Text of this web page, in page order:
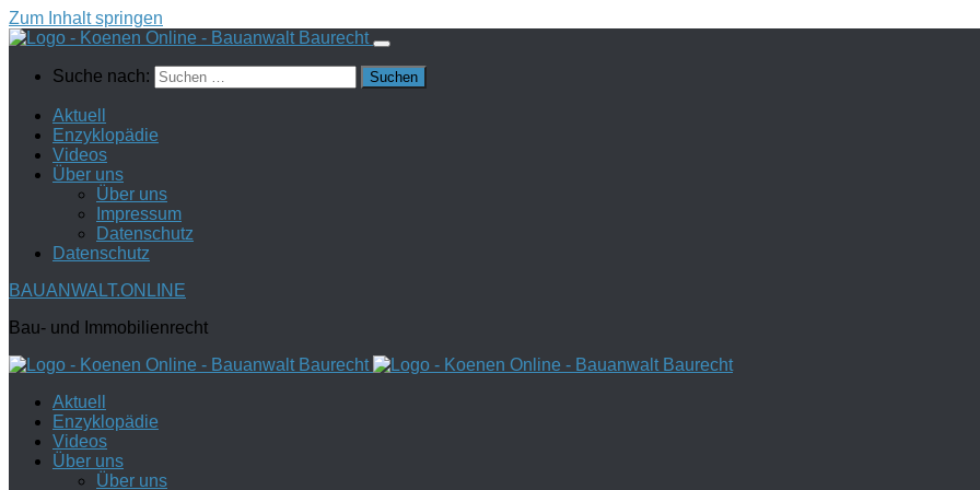
Zum Inhalt springen
Suche nach:
Aktuell
Enzyklopädie
Videos
Über uns
Über uns
Impressum
Datenschutz
Datenschutz
BAUANWALT.ONLINE
Bau- und Immobilienrecht
Aktuell
Enzyklopädie
Videos
Über uns
Über uns